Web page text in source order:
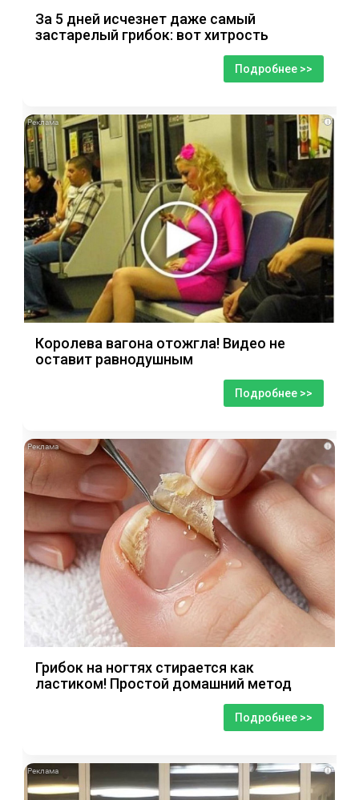
За 5 дней исчезнет даже самый
застарелый грибок: вот хитрость
Подробнее >>
i
Королева вагона отожгла! Видео не
оставит равнодушным
Подробнее >>
i
Грибок на ногтях стирается как
ластиком! Простой домашний метод
Подробнее >>
i